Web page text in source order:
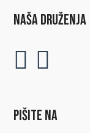
NAŠA DRUŽENJA
PIŠITE NA